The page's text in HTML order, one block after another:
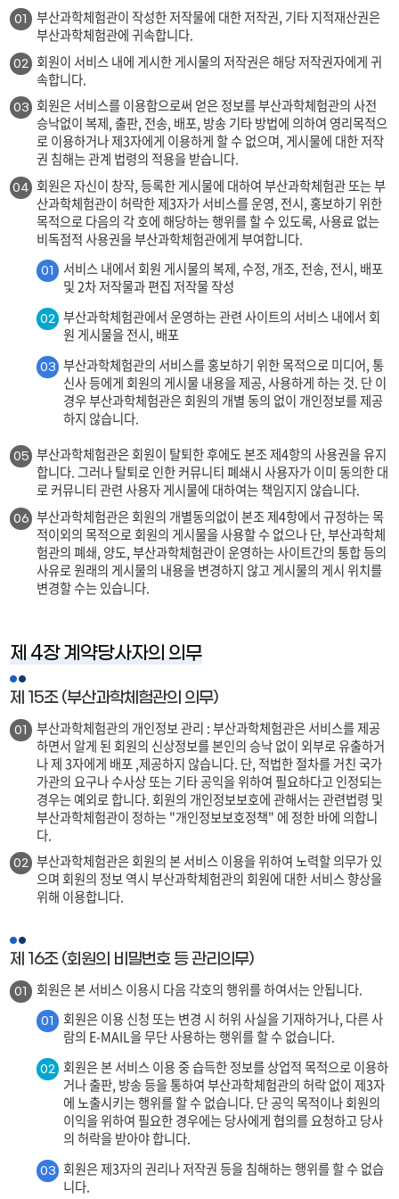
01
부산과학체험관이 작성한 저작물에 대한 저작권, 기타 지적재산권은
부산과학체험관에 귀속합니다.
02
회원이 서비스 내에 게시한 게시물의 저작권은 해당 저작권자에게 귀
속합니다.
03
회원은 서비스를 이용함으로써 얻은 정보를 부산과학체험관의 사전
승낙없이 복제, 출판, 전송, 배포, 방송 기타 방법에 의하여 영리목적으
로 이용하거나 제3자에게 이용하게 할 수 없으며, 게시물에 대한 저작
권 침해는 관계 법령의 적용을 받습니다.
04
회원은 자신이 창작, 등록한 게시물에 대하여 부산과학체험관 또는 부
산과학체험관이 허락한 제3자가 서비스를 운영, 전시, 홍보하기 위한
목적으로 다음의 각 호에 해당하는 행위를 할 수 있도록, 사용료 없는
비독점적 사용권을 부산과학체험관에게 부여합니다.
01
서비스 내에서 회원 게시물의 복제, 수정, 개조, 전송, 전시, 배포
및 2차 저작물과 편집 저작물 작성
02
부산과학체험관에서 운영하는 관련 사이트의 서비스 내에서 회
원 게시물을 전시, 배포
03
부산과학체험관의 서비스를 홍보하기 위한 목적으로 미디어, 통
신사 등에게 회원의 게시물 내용을 제공, 사용하게 하는 것. 단 이
경우 부산과학체험관은 회원의 개별 동의 없이 개인정보를 제공
하지 않습니다.
05
부산과학체험관은 회원이 탈퇴한 후에도 본조 제4항의 사용권을 유지
합니다. 그러나 탈퇴로 인한 커뮤니티 폐쇄시 사용자가 이미 동의한 대
로 커뮤니티 관련 사용자 게시물에 대하여는 책임지지 않습니다.
06
부산과학체험관은 회원의 개별동의없이 본조 제4항에서 규정하는 목
적이외의 목적으로 회원의 게시물을 사용할 수 없으나 단, 부산과학체
험관의 폐쇄, 양도, 부산과학체험관이 운영하는 사이트간의 통합 등의
사유로 원래의 게시물의 내용을 변경하지 않고 게시물의 게시 위치를
변경할 수는 있습니다.
제 4장 계약당사자의 의무
제 15조 (부산과학체험관의 의무)
01
부산과학체험관의 개인정보 관리 : 부산과학체험관은 서비스를 제공
하면서 알게 된 회원의 신상정보를 본인의 승낙 없이 외부로 유출하거
나 제 3자에게 배포 ,제공하지 않습니다. 단, 적법한 절차를 거친 국가
가관의 요구나 수사상 또는 기타 공익을 위하여 필요하다고 인정되는
경우는 예외로 합니다. 회원의 개인정보보호에 관해서는 관련법령 및
부산과학체험관이 정하는 "개인정보보호정책" 에 정한 바에 의합니
다.
02
부산과학체험관은 회원의 본 서비스 이용을 위하여 노력할 의무가 있
으며 회원의 정보 역시 부산과학체험관의 회원에 대한 서비스 향상을
위해 이용합니다.
제 16조 (회원의 비밀번호 등 관리의무)
01 회원은 본 서비스 이용시 다음 각호의 행위를 하여서는 안됩니다.
01
회원은 이용 신청 또는 변경 시 허위 사실을 기재하거나, 다른 사
람의 E-MAIL을 무단 사용하는 행위를 할 수 없습니다.
02
회원은 본 서비스 이용 중 습득한 정보를 상업적 목적으로 이용하
거나 출판, 방송 등을 통하여 부산과학체험관의 허락 없이 제3자
에 노출시키는 행위를 할 수 없습니다. 단 공익 목적이나 회원의
이익을 위하여 필요한 경우에는 당사에게 협의를 요청하고 당사
의 허락을 받아야 합니다.
03
회원은 제3자의 권리나 저작권 등을 침해하는 행위를 할 수 없습
니다.